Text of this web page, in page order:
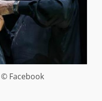
Facebook